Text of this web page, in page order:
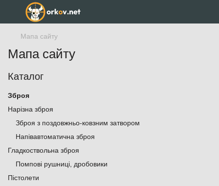
Мапа сайту
Мапа сайту
Каталог
Зброя
Нарізна зброя
Зброя з поздовжньо-ковзним затвором
Напівавтоматична зброя
Гладкоствольна зброя
Помпові рушниці, дробовики
Пістолети